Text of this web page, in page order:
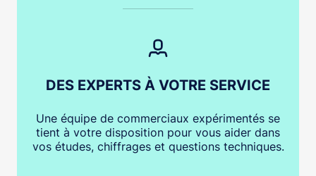
DES EXPERTS À VOTRE SERVICE
Une équipe de commerciaux expérimentés se
tient à votre disposition pour vous aider dans
vos études, chiffrages et questions techniques.